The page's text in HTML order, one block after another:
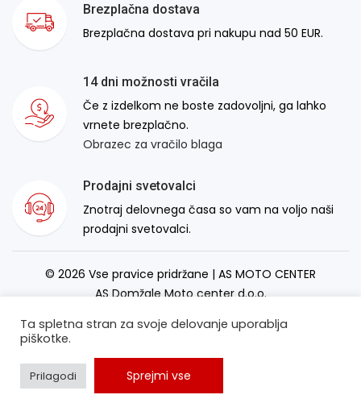
Brezplačna dostava
Brezplačna dostava pri nakupu nad 50 EUR.
14 dni možnosti vračila
Če z izdelkom ne boste zadovoljni, ga lahko
vrnete brezplačno.
Obrazec za vračilo blaga
Prodajni svetovalci
Znotraj delovnega časa so vam na voljo naši
prodajni svetovalci.
© 2026 Vse pravice pridržane | AS MOTO CENTER
AS Domžale Moto center d.o.o.
Ta spletna stran za svoje delovanje uporablja
piškotke.
Prilagodi Sprejmi vse